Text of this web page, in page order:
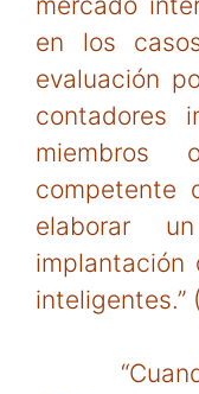
en los
evaluación
contadores
miembros
competente
elaborar
implantación
inteligentes.”
“Cuando